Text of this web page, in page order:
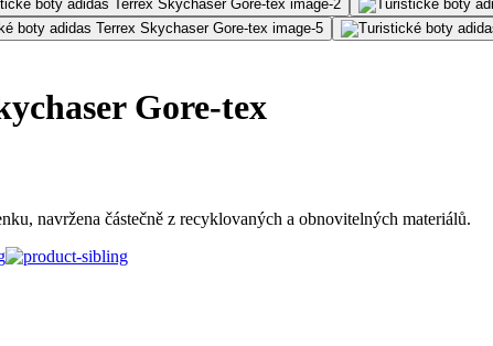
Gore-tex
navržena částečně z recyklovaných a obnovitelných materiálů.